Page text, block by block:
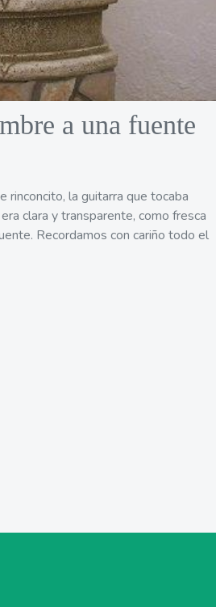
a una fuente
rinconcito, la guitarra que tocaba
clara y transparente, como fresca
Recordamos con cariño todo el